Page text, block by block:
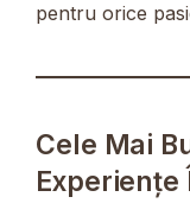
pentru orice
Cele Mai